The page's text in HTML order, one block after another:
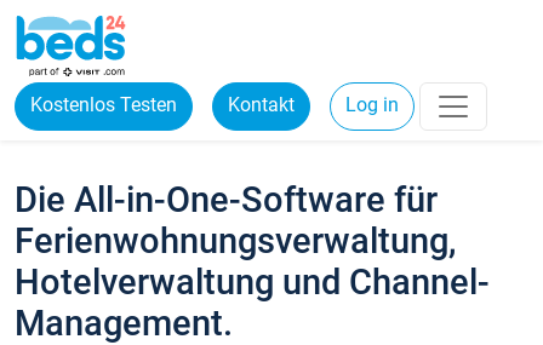
Kostenlos Testen Kontakt Log in
Die All-in-One-Software für
Ferienwohnungsverwaltung,
Hotelverwaltung und Channel-
Management.